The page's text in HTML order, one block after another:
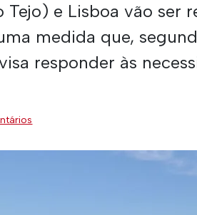
Tejo) e Lisboa vão ser
medida que,
responder às